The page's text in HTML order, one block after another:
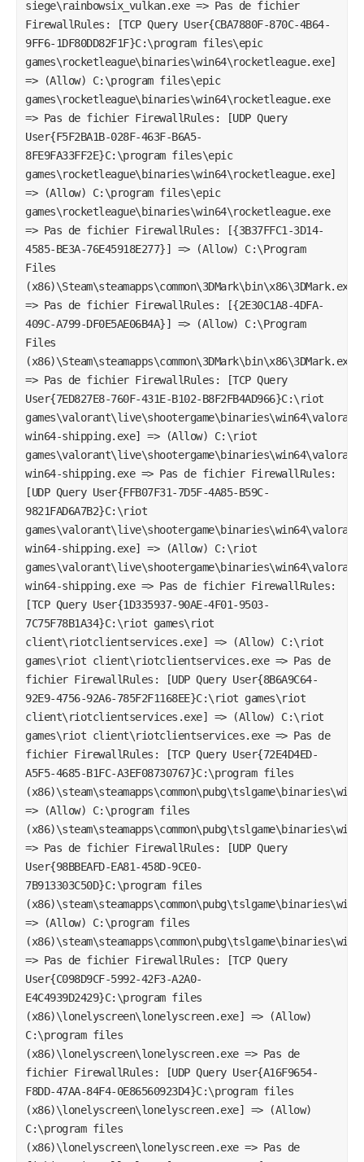
siege\rainbowsix_vulkan.exe => Pas de fichier
FirewallRules: [TCP Query User{CBA7880F-870C-4B64-
9FF6-1DF80DD82F1F}C:\program files\epic
games\rocketleague\binaries\win64\rocketleague.exe]
=> (Allow) C:\program files\epic
games\rocketleague\binaries\win64\rocketleague.exe
=> Pas de fichier FirewallRules: [UDP Query
User{F5F2BA1B-028F-463F-B6A5-
8FE9FA33FF2E}C:\program files\epic
games\rocketleague\binaries\win64\rocketleague.exe]
=> (Allow) C:\program files\epic
games\rocketleague\binaries\win64\rocketleague.exe
=> Pas de fichier FirewallRules: [{3B37FFC1-3D14-
4585-BE3A-76E45918E277}] => (Allow) C:\Program
Files
(x86)\Steam\steamapps\common\3DMark\bin\x86\3DMark.exe
=> Pas de fichier FirewallRules: [{2E30C1A8-4DFA-
409C-A799-DF0E5AE06B4A}] => (Allow) C:\Program
Files
(x86)\Steam\steamapps\common\3DMark\bin\x86\3DMark.exe
=> Pas de fichier FirewallRules: [TCP Query
User{7ED827E8-760F-431E-B102-B8F2FB4AD966}C:\riot
win64-shipping.exe] => (Allow) C:\riot
win64-shipping.exe => Pas de fichier FirewallRules:
[UDP Query User{FFB07F31-7D5F-4A85-B59C-
9821FAD6A7B2}C:\riot
win64-shipping.exe] => (Allow) C:\riot
win64-shipping.exe => Pas de fichier FirewallRules:
[TCP Query User{1D335937-90AE-4F01-9503-
7C75F78B1A34}C:\riot games\riot
client\riotclientservices.exe] => (Allow) C:\riot
games\riot client\riotclientservices.exe => Pas de
fichier FirewallRules: [UDP Query User{8B6A9C64-
92E9-4756-92A6-785F2F1168EE}C:\riot games\riot
client\riotclientservices.exe] => (Allow) C:\riot
games\riot client\riotclientservices.exe => Pas de
fichier FirewallRules: [TCP Query User{72E4D4ED-
A5F5-4685-B1FC-A3EF08730767}C:\program files
=> (Allow) C:\program files
=> Pas de fichier FirewallRules: [UDP Query
User{98BBEAFD-EA81-458D-9CE0-
7B913303C50D}C:\program files
=> (Allow) C:\program files
=> Pas de fichier FirewallRules: [TCP Query
User{C098D9CF-5992-42F3-A2A0-
E4C4939D2429}C:\program files
(x86)\lonelyscreen\lonelyscreen.exe] => (Allow)
C:\program files
(x86)\lonelyscreen\lonelyscreen.exe => Pas de
fichier FirewallRules: [UDP Query User{A16F9654-
F8DD-47AA-84F4-0E86560923D4}C:\program files
(x86)\lonelyscreen\lonelyscreen.exe] => (Allow)
C:\program files
(x86)\lonelyscreen\lonelyscreen.exe => Pas de